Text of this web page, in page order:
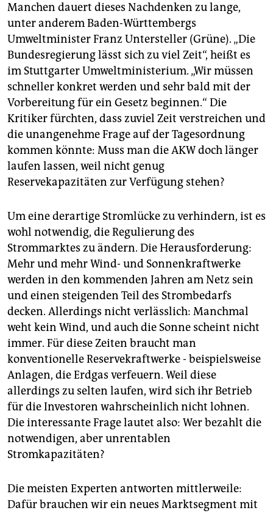
Manchen dauert dieses Nachdenken zu lange,
unter anderem Baden-Württembergs
Umweltminister Franz Untersteller (Grüne). „Die
Bundesregierung lässt sich zu viel Zeit“, heißt es
im Stuttgarter Umweltministerium. „Wir müssen
schneller konkret werden und sehr bald mit der
Vorbereitung für ein Gesetz beginnen.“ Die
Kritiker fürchten, dass zuviel Zeit verstreichen und
die unangenehme Frage auf der Tagesordnung
kommen könnte: Muss man die AKW doch länger
laufen lassen, weil nicht genug
Reservekapazitäten zur Verfügung stehen?
Um eine derartige Stromlücke zu verhindern, ist es
wohl notwendig, die Regulierung des
Strommarktes zu ändern. Die Herausforderung:
Mehr und mehr Wind- und Sonnenkraftwerke
werden in den kommenden Jahren am Netz sein
und einen steigenden Teil des Strombedarfs
decken. Allerdings nicht verlässlich: Manchmal
weht kein Wind, und auch die Sonne scheint nicht
immer. Für diese Zeiten braucht man
konventionelle Reservekraftwerke - beispielsweise
Anlagen, die Erdgas verfeuern. Weil diese
allerdings zu selten laufen, wird sich ihr Betrieb
für die Investoren wahrscheinlich nicht lohnen.
Die interessante Frage lautet also: Wer bezahlt die
notwendigen, aber unrentablen
Stromkapazitäten?
Die meisten Experten antworten mittlerweile:
Dafür brauchen wir ein neues Marktsegment mit